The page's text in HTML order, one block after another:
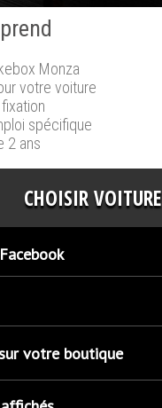
Monza
votre voiture
spécifique
2 ans
CHOISIR VOITURE
votre boutique